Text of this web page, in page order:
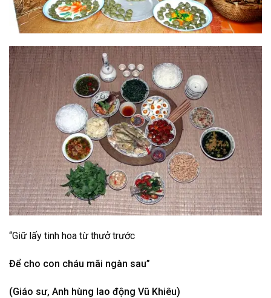
“Giữ lấy tinh hoa từ thưở trước
Để cho con cháu mãi ngàn sau”
(Giáo sư, Anh hùng lao động Vũ Khiêu)